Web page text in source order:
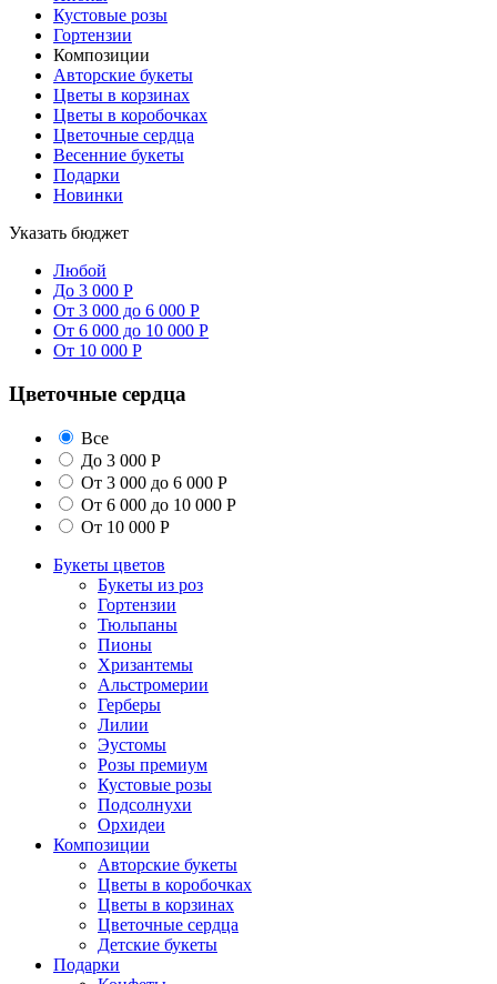
Кустовые розы
Гортензии
Композиции
Авторские букеты
Цветы в корзинах
Цветы в коробочках
Цветочные сердца
Весенние букеты
Подарки
Новинки
Указать бюджет
Любой
До 3 000 Р
От 3 000 до 6 000 Р
От 6 000 до 10 000 Р
От 10 000 Р
Цветочные сердца
Все
До 3 000 Р
От 3 000 до 6 000 Р
От 6 000 до 10 000 Р
От 10 000 Р
Букеты цветов
Букеты из роз
Гортензии
Тюльпаны
Пионы
Хризантемы
Альстромерии
Герберы
Лилии
Эустомы
Розы премиум
Кустовые розы
Подсолнухи
Орхидеи
Композиции
Авторские букеты
Цветы в коробочках
Цветы в корзинах
Цветочные сердца
Детские букеты
Подарки